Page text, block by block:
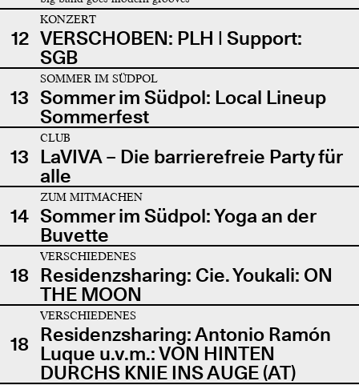
12
KONZERT
VERSCHOBEN: PLH | Support:
SGB
13
SOMMER IM SÜDPOL
Sommer im Südpol: Local Lineup
Sommerfest
13
CLUB
LaVIVA – Die barrierefreie Party für
alle
14
ZUM MITMACHEN
Sommer im Südpol: Yoga an der
Buvette
18
VERSCHIEDENES
Residenzsharing: Cie. Youkali: ON
THE MOON
18
VERSCHIEDENES
Residenzsharing: Antonio Ramón
Luque u.v.m.: VON HINTEN
DURCHS KNIE INS AUGE (AT)